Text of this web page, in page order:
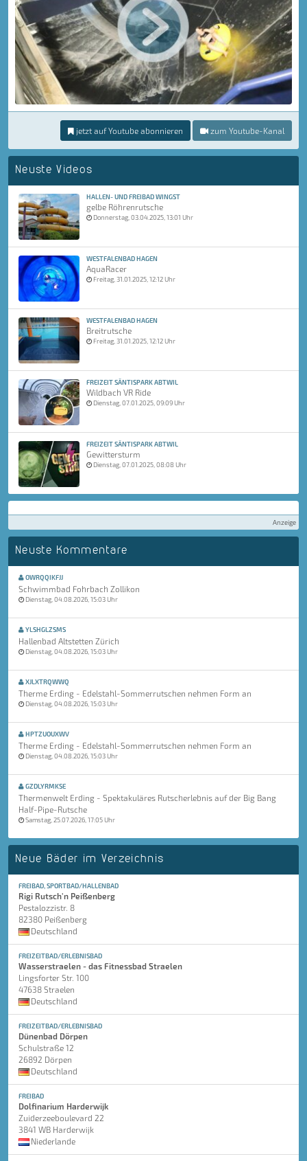
jetzt auf Youtube abonnieren zum Youtube-Kanal
Neuste Videos
HALLEN- UND FREIBAD WINGST
gelbe Röhrenrutsche
Donnerstag, 03.04.2025, 13:01 Uhr
WESTFALENBAD HAGEN
AquaRacer
Freitag, 31.01.2025, 12:12 Uhr
WESTFALENBAD HAGEN
Breitrutsche
Freitag, 31.01.2025, 12:12 Uhr
FREIZEIT SÄNTISPARK ABTWIL
Wildbach VR Ride
Dienstag, 07.01.2025, 09:09 Uhr
FREIZEIT SÄNTISPARK ABTWIL
Gewittersturm
Dienstag, 07.01.2025, 08:08 Uhr
Anzeige
Neuste Kommentare
OWRQQIKFJJ
Schwimmbad Fohrbach Zollikon
Dienstag, 04.08.2026, 15:03 Uhr
YLSHGLZSMS
Hallenbad Altstetten Zürich
Dienstag, 04.08.2026, 15:03 Uhr
XJLXTRQWWQ
Therme Erding - Edelstahl-Sommerrutschen nehmen Form an
Dienstag, 04.08.2026, 15:03 Uhr
HPTZUOUXWV
Therme Erding - Edelstahl-Sommerrutschen nehmen Form an
Dienstag, 04.08.2026, 15:03 Uhr
GZDLYRMKSE
Thermenwelt Erding - Spektakuläres Rutscherlebnis auf der Big Bang
Half-Pipe-Rutsche
Samstag, 25.07.2026, 17:05 Uhr
Neue Bäder im Verzeichnis
FREIBAD, SPORTBAD/HALLENBAD
Rigi Rutsch'n Peißenberg
Pestalozzistr. 8
82380 Peißenberg
Deutschland
FREIZEITBAD/ERLEBNISBAD
Wasserstraelen - das Fitnessbad Straelen
Lingsforter Str. 100
47638 Straelen
Deutschland
FREIZEITBAD/ERLEBNISBAD
Dünenbad Dörpen
Schulstraße 12
26892 Dörpen
Deutschland
FREIBAD
Dolfinarium Harderwijk
Zuiderzeeboulevard 22
3841 WB Harderwijk
Niederlande